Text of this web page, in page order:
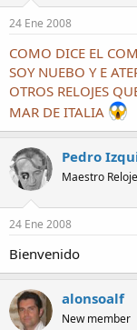
24 Ene 2008
COMO DICE EL
SOY NUEBO Y E
OTROS RELOJES
MAR DE ITALIA
Pedro
Maestro
24 Ene 2008
Bienvenido
alonsoalf
New member